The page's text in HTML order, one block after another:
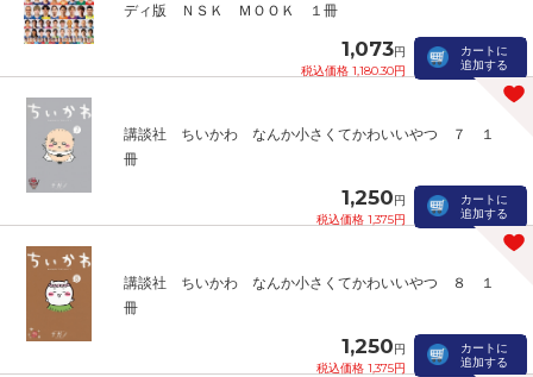
ディ版 ＮＳＫ ＭＯＯＫ １冊
1,073円
税込価格 1,180.30円
カートに
追加する
講談社 ちいかわ なんか小さくてかわいいやつ ７ １
冊
1,250円
税込価格 1,375円
カートに
追加する
講談社 ちいかわ なんか小さくてかわいいやつ ８ １
冊
1,250円
税込価格 1,375円
カートに
追加する